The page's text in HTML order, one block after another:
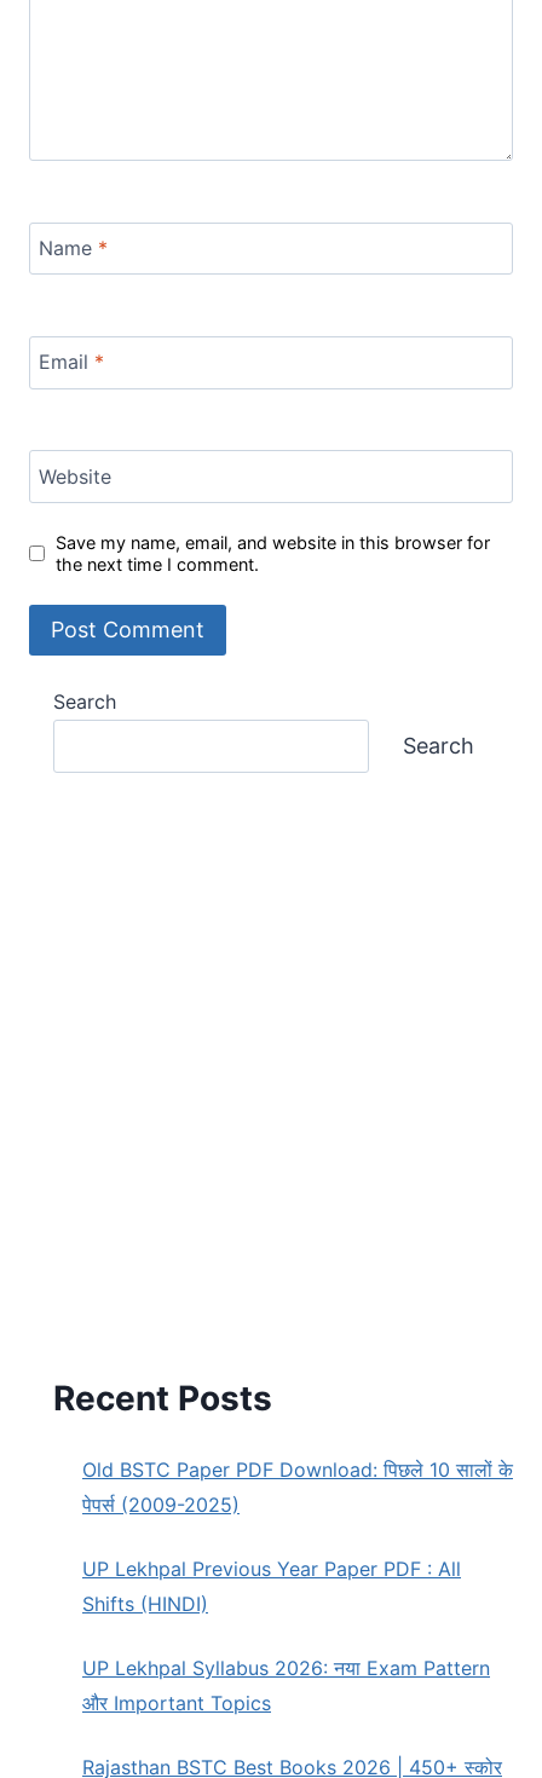
Name *
Email *
Website
Save my name, email, and website in this browser for
the next time I comment.
Search
Search
Recent Posts
Old BSTC Paper PDF Download: पिछले 10 सालों के
पेपर्स (2009-2025)
UP Lekhpal Previous Year Paper PDF : All
Shifts (HINDI)
UP Lekhpal Syllabus 2026: नया Exam Pattern
और Important Topics
Rajasthan BSTC Best Books 2026 | 450+ स्कोर